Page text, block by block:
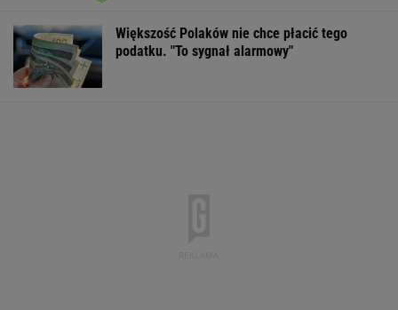
Większość Polaków nie chce płacić tego
podatku. "To sygnał alarmowy"